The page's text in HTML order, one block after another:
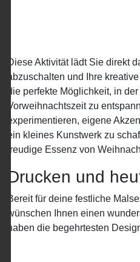
Diese Aktivität lädt Sie direkt
abzuschalten und Ihre
die perfekte Möglichkeit, in
Vorweihnachtszeit zu
experimentieren, eigene
ein kleines Kunstwerk zu
freudige Essenz von
Drucken und
Bereit für deine festliche
wünschen Ihnen einen
haben die begehrtesten